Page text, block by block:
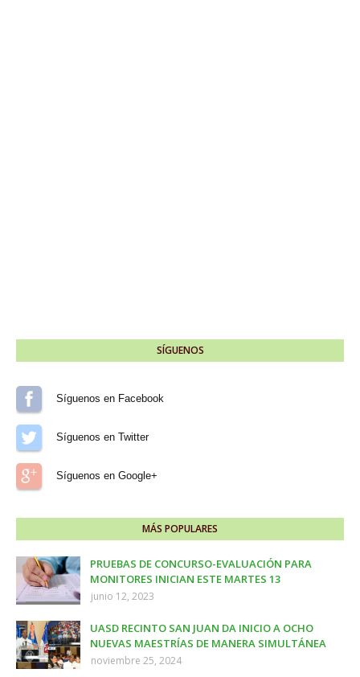
SÍGUENOS
Síguenos en Facebook
Síguenos en Twitter
Síguenos en Google+
MÁS POPULARES
PRUEBAS DE CONCURSO-EVALUACIÓN PARA
MONITORES INICIAN ESTE MARTES 13
junio 12, 2023
UASD RECINTO SAN JUAN DA INICIO A OCHO
NUEVAS MAESTRÍAS DE MANERA SIMULTÁNEA
noviembre 25, 2024